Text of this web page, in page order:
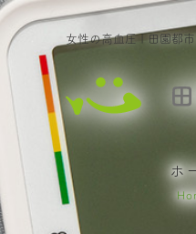
女性の高血圧 | 田園都
ホ